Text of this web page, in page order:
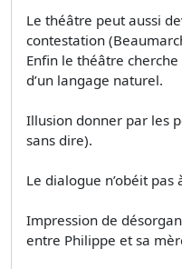
Le théâtre peut aussi
contestation
Enfin le théâtre
d’un langage naturel.
Illusion donner par les
sans dire).
Le dialogue n’obéit
Impression de
entre Philippe et sa